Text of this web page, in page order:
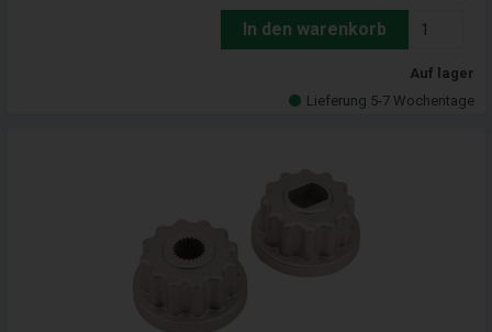
In den warenkorb
Auf lager
Lieferung 5-7 Wochentage